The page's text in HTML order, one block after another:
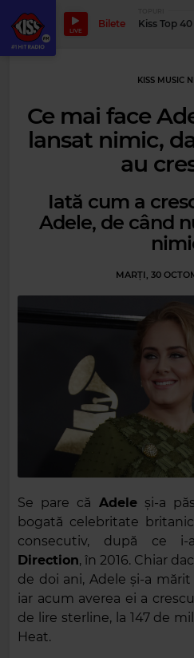
LIVE
Bilete Kiss Top 40
KISS MUSIC
Ce mai face
lansat nimic,
au
Iată cum a
Adele, de când
MARȚI, 30
Se pare că Adele și-a
bogată celebritate
consecutiv, după ce
Direction, în 2016. Chiar
de doi ani, Adele și-a
iar acum averea ei a
de lire sterline, la 147 de
Heat.